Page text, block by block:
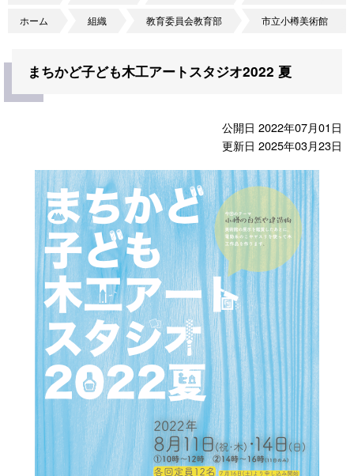
ホーム 組織 教育委員会教育部 市立小樽美術館
まちかど子ども木工アートスタジオ2022 夏
公開日 2022年07月01日
更新日 2025年03月23日